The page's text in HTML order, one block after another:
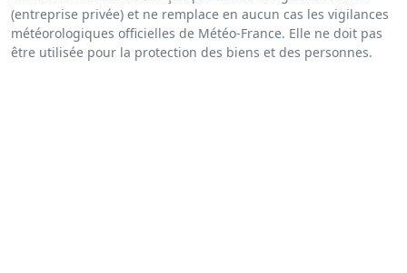
(entreprise privée) et ne remplace en aucun cas les vigilances
météorologiques officielles de Météo-France. Elle ne doit pas
être utilisée pour la protection des biens et des personnes.